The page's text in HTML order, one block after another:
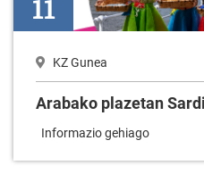
11
KZ Gunea
Arabako plazetan
Informazio gehiago